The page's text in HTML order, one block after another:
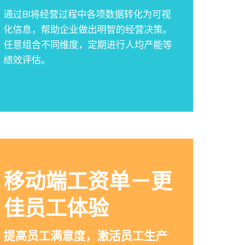
通过BI将经营过程中各项数据转化为可视
化信息，帮助企业做出明智的经营决策。
任意组合不同维度，定期进行人均产能等
绩效评估。
移动端工资单－更
佳员工体验
提高员工满意度，激活员工生产